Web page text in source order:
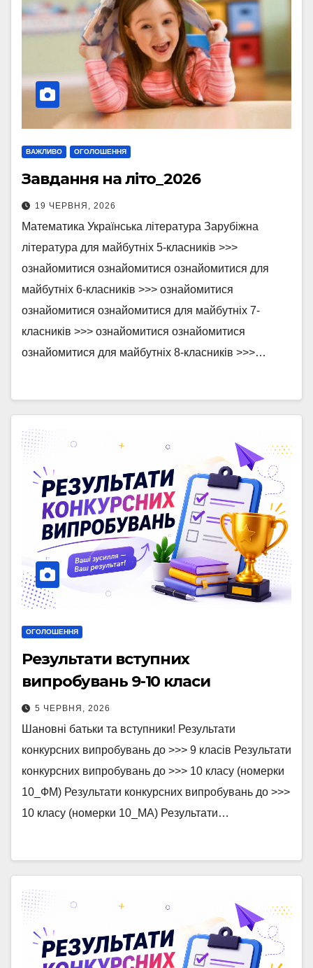
ВАЖЛИВО ОГОЛОШЕННЯ
Завдання на літо_2026
19 ЧЕРВНЯ, 2026
Математика Українська література Зарубіжна
література для майбутніх 5-класників >>>
ознайомитися ознайомитися ознайомитися для
майбутніх 6-класників >>> ознайомитися
ознайомитися ознайомитися для майбутніх 7-
класників >>> ознайомитися ознайомитися
ознайомитися для майбутніх 8-класників >>>…
ОГОЛОШЕННЯ
Результати вступних
випробувань 9-10 класи
5 ЧЕРВНЯ, 2026
Шановні батьки та вступники! Результати
конкурсних випробувань до >>> 9 класів Результати
конкурсних випробувань до >>> 10 класу (номерки
10_ФМ) Результати конкурсних випробувань до >>>
10 класу (номерки 10_МА) Результати…